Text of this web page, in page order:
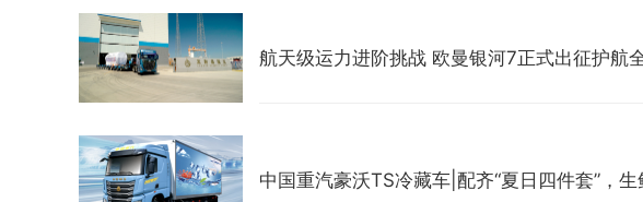
航天级运力进阶挑战 欧曼银河7正式出征护航
中国重汽豪沃TS冷藏车|配齐“夏日四件套”，